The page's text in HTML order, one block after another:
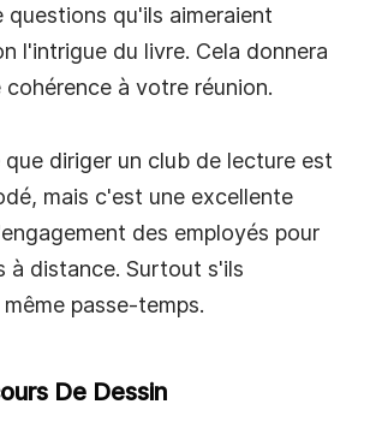
questions qu'ils aimeraient
l'intrigue du livre. Cela donnera
cohérence à votre réunion.
que diriger un club de lecture est
mais c'est une excellente
des employés pour
à distance. Surtout s'ils
passe-temps.
De Dessin